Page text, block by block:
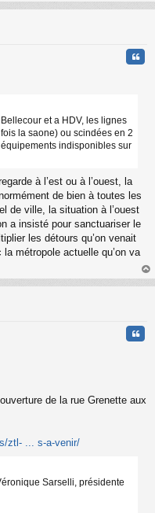
au
et a HDV, les lignes
la saone) ou scindées en 2
indisponibles sur
à l’est ou à l’ouest, la
de bien à toutes les
de ville, la situation à l’ouest
a insisté pour sanctuariser le
les détours qu’on venait
métropole actuelle qu’on va
au
de la rue Grenette aux
ztl- ... s-a-venir/
Sarselli, présidente